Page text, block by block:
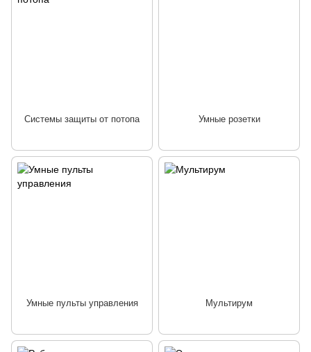
Системы защиты от потопа Умные розетки
Умные пульты управления Мультирум